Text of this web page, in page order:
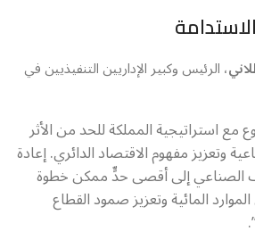
، الرئيس وكبير الإداريين التنفيذيين في
استراتيجية المملكة للحد من الأثر
وتعزيز مفهوم الاقتصاد الدائري. إعادة
الصناعي إلى أقصى حدٍّ ممكن خطوة
المائية وتعزيز صمود القطاع